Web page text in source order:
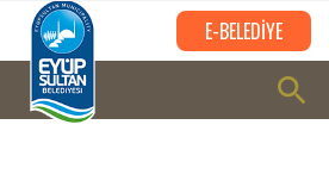
E-BELEDİYE